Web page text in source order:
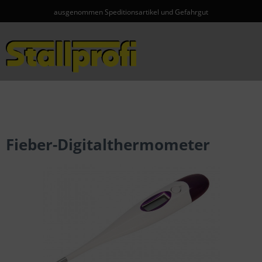
ausgenommen Speditionsartikel und Gefahrgut
Fieber-Digitalthermometer